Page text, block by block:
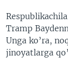
Tramp
Unga ko’ra,
jinoyatlarga